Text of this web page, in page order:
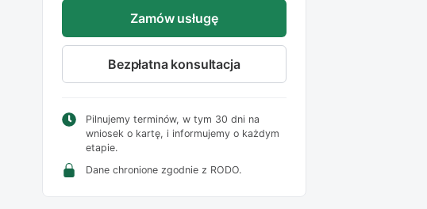
Zamów usługę
Bezpłatna konsultacja
Pilnujemy terminów, w tym 30 dni na
wniosek o kartę, i informujemy o każdym
etapie.
Dane chronione zgodnie z RODO.